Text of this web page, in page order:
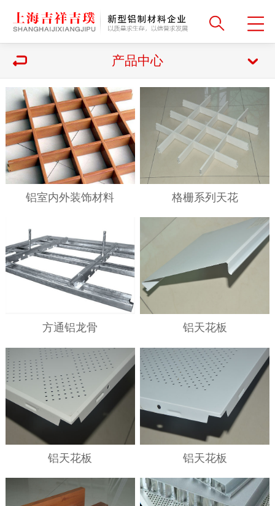
产品中心
铝室内外装饰材料 格栅系列天花
方通铝龙骨 铝天花板
铝天花板 铝天花板